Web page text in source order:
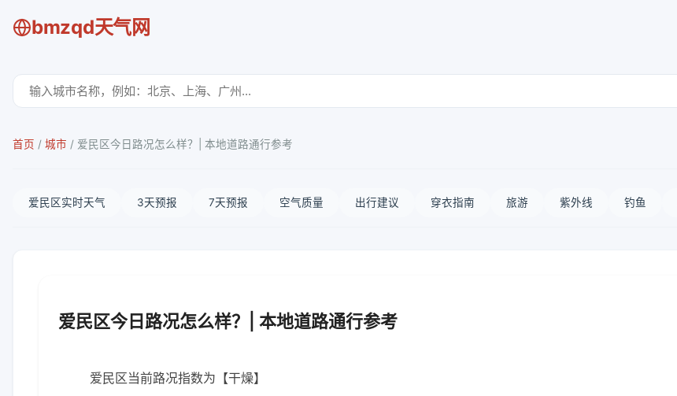
bmzqd天气网
首页 / 城市 / 爱民区今日路况怎么样？| 本地道路通行参考
爱民区实时天气 3天预报 7天预报 空气质量 出行建议 穿衣指南 旅游 紫外线 钓鱼
爱民区今日路况怎么样？| 本地道路通行参考
爱民区当前路况指数为【干燥】